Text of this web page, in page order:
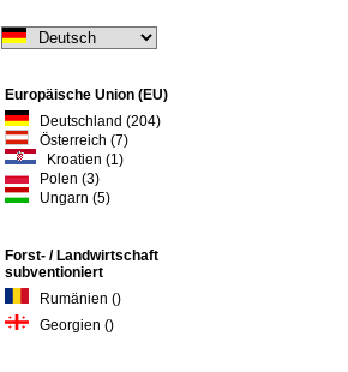
Europäische Union (EU)
Deutschland (204)
Österreich (7)
Kroatien (1)
Polen (3)
Ungarn (5)
Forst- / Landwirtschaft
subventioniert
Rumänien ()
Georgien ()